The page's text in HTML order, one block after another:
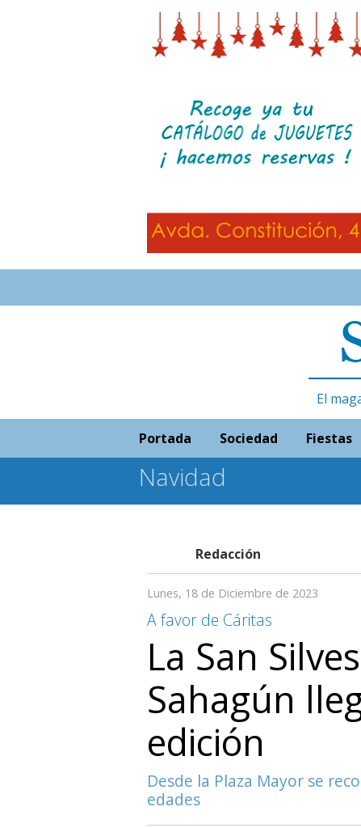
El
Portada Sociedad Fiestas
Navidad
Redacción
Lunes, 18 de Diciembre de 2023
A favor de Cáritas
La San
Sahagún
edición
Desde la Plaza Mayor se
edades